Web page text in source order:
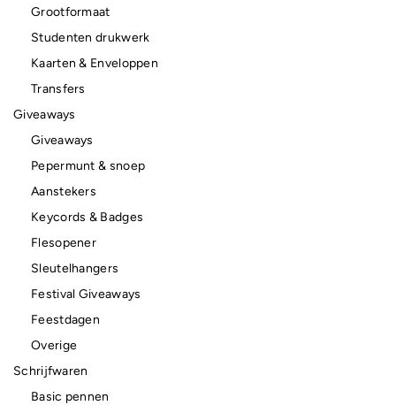
Grootformaat
Studenten drukwerk
Kaarten & Enveloppen
Transfers
Giveaways
Giveaways
Pepermunt & snoep
Aanstekers
Keycords & Badges
Flesopener
Sleutelhangers
Festival Giveaways
Feestdagen
Overige
Schrijfwaren
Basic pennen